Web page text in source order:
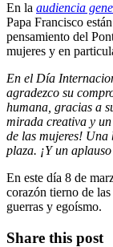
En la audiencia
Papa Francisco
pensamiento del
mujeres y en
En el Día
agradezco su
humana, gracias a
mirada creativa y
de las mujeres! Una
plaza. ¡Y un
En este día 8 de
corazón tierno de
guerras y egoísmo.
Share this post